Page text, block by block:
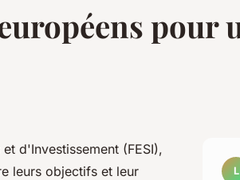
pour
d'Investissement (FESI),
leurs objectifs et leur
L